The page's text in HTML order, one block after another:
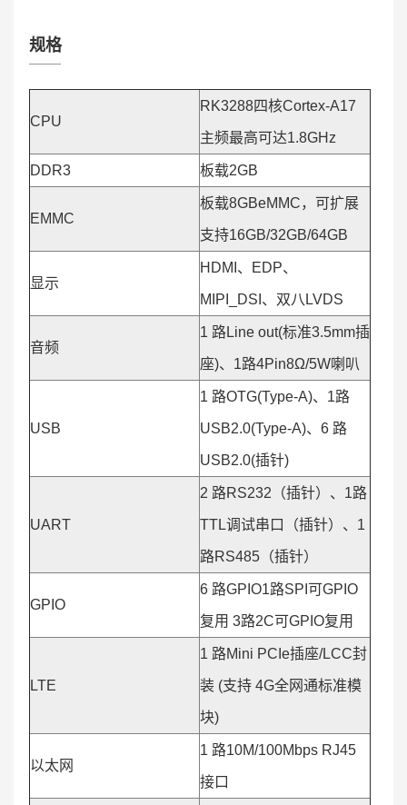
规格
CPU
RK3288四核Cortex-A17
主频最高可达1.8GHz
DDR3 板载2GB
EMMC
板载8GBeMMC，可扩展
支持16GB/32GB/64GB
显示
HDMI、EDP、
MIPI_DSI、双八LVDS
音频
1 路Line out(标准3.5mm插
座)、1路4Pin8Ω/5W喇叭
USB
1 路OTG(Type-A)、1路
USB2.0(Type-A)、6 路
USB2.0(插针)
UART
2 路RS232（插针）、1路
TTL调试串口（插针）、1
路RS485（插针）
GPIO
6 路GPIO1路SPI可GPIO
复用 3路2C可GPIO复用
LTE
1 路Mini PCIe插座/LCC封
装 (支持 4G全网通标准模
块)
以太网
1 路10M/100Mbps RJ45
接口